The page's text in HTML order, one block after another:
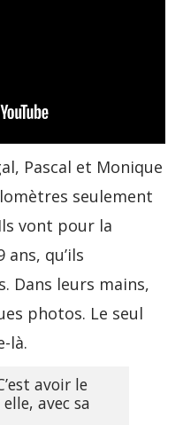
Pascal et Monique
seulement
vont pour la
qu’ils
Dans leurs mains,
photos. Le seul
là.
avoir le
avec sa